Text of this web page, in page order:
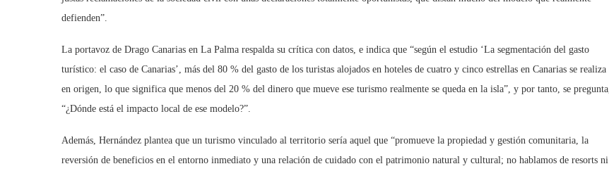
defienden”.
La portavoz de Drago Canarias en La Palma respalda su crítica con datos, e indica que “según el estudio ‘La segmentación del gasto
turístico: el caso de Canarias’, más del 80 % del gasto de los turistas alojados en hoteles de cuatro y cinco estrellas en Canarias se realiza
en origen, lo que significa que menos del 20 % del dinero que mueve ese turismo realmente se queda en la isla”, y por tanto, se pregunta,
“¿Dónde está el impacto local de ese modelo?”.
Además, Hernández plantea que un turismo vinculado al territorio sería aquel que “promueve la propiedad y gestión comunitaria, la
reversión de beneficios en el entorno inmediato y una relación de cuidado con el patrimonio natural y cultural; no hablamos de resorts ni